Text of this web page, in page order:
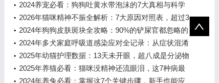
2024养宠必看：狗狗吐黄水带泡沫的7大真相与科学
应对方案
2026年猫咪精神不振全解析：7大原因对照表，超过3
天不动弹请立即就医
2024年狗狗皮肤斑块全攻略：90%的铲屎官都忽略的
关键细节
2024年多犬家庭呼吸道感染应对全记录：从症状混淆
到科学护理，这8个用药细节救
2025年幼猫护理数据：13天未开眼，超八成是分泌物
粘连惹的祸
2025年养猫必看：猫咪没精神还流眼泪，这7种病最
要命！
2024年养兔必看：掌握这7个关键步骤，新手也能应